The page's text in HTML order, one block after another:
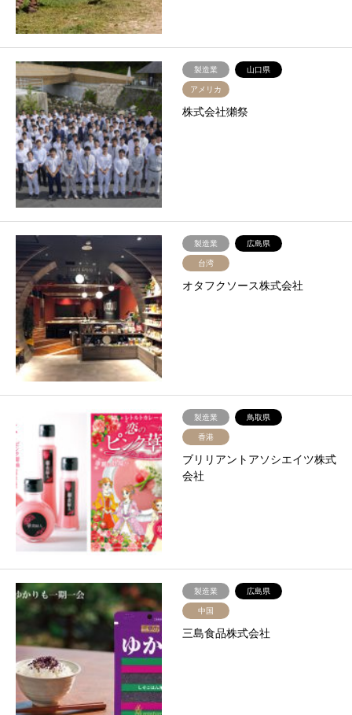
製造業 山口県
アメリカ
株式会社獺祭
製造業 広島県
台湾
オタフクソース株式会社
製造業 鳥取県
香港
ブリリアントアソシエイツ株式
会社
製造業 広島県
中国
三島食品株式会社